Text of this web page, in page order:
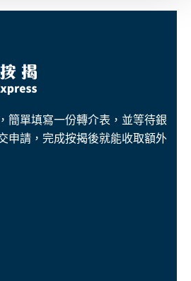
簡單填寫一份轉介表，並等待銀
申請，完成按揭後就能收取額外